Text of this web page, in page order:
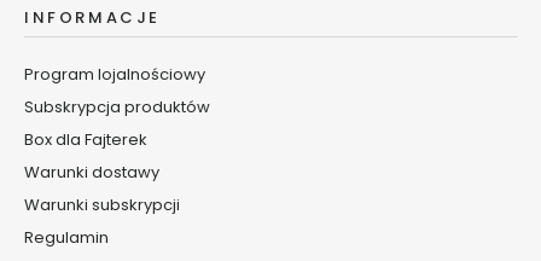
a
l
m
y
/
r
e
INFORMACJE
Program lojalnościowy
Subskrypcja produktów
Box dla Fajterek
Warunki dostawy
Warunki subskrypcji
Regulamin